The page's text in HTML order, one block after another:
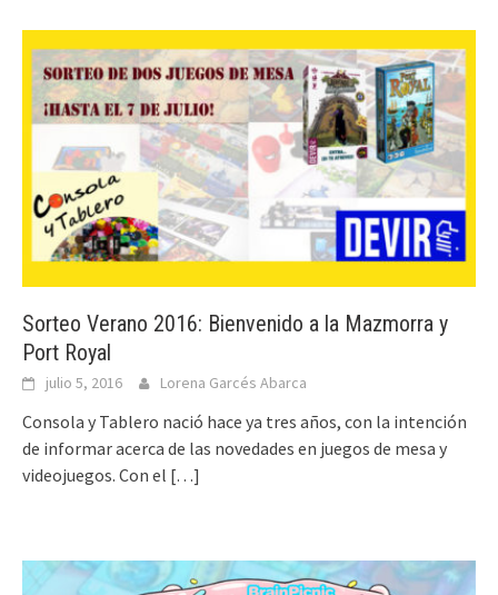
Sorteo Verano 2016: Bienvenido a la Mazmorra y
Port Royal
julio 5, 2016 Lorena Garcés Abarca
Consola y Tablero nació hace ya tres años, con la intención
de informar acerca de las novedades en juegos de mesa y
videojuegos. Con el […]